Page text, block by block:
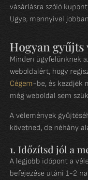
vásárlásra szóló
Ugye, mennyivel
Hogyan gyűjts
Minden ügyfelünknek
weboldalért, hogy
Cégem-be, és kezdjék
még weboldal sem
A vélemények
követned, de néhány
1. Időzítsd jól a
A legjobb időpont a
befejezése utáni 1-2